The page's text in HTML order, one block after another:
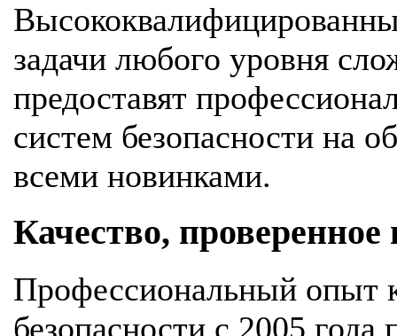
задачи любого уровня
предоставят
систем безопасности на
всеми новинками.
Качество,
Профессиональный опыт
безопасности с 2005 года